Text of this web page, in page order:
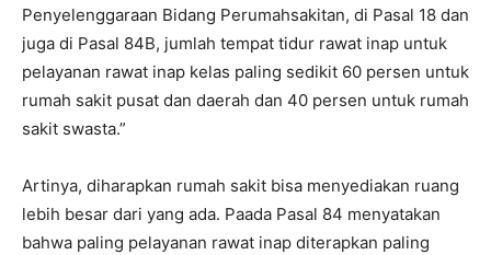
Penyelenggaraan Bidang Perumahsakitan, di Pasal 18 dan
juga di Pasal 84B, jumlah tempat tidur rawat inap untuk
pelayanan rawat inap kelas paling sedikit 60 persen untuk
rumah sakit pusat dan daerah dan 40 persen untuk rumah
sakit swasta.”
Artinya, diharapkan rumah sakit bisa menyediakan ruang
lebih besar dari yang ada. Paada Pasal 84 menyatakan
bahwa paling pelayanan rawat inap diterapkan paling